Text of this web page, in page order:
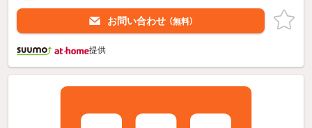
お問い合わせ （無料）
提供